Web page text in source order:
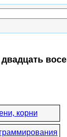
корни